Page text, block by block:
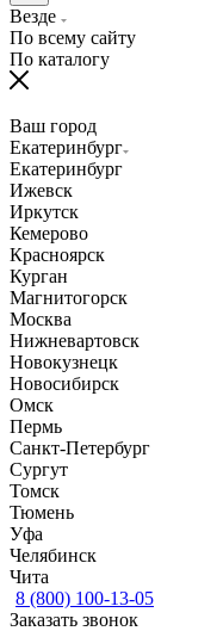
Везде
По всему сайту
По каталогу
Ваш город
Екатеринбург
Екатеринбург
Ижевск
Иркутск
Кемерово
Красноярск
Курган
Магнитогорск
Москва
Нижневартовск
Новокузнецк
Новосибирск
Омск
Пермь
Санкт-Петербург
Сургут
Томск
Тюмень
Уфа
Челябинск
Чита
8 (800) 100-13-05
Заказать звонок